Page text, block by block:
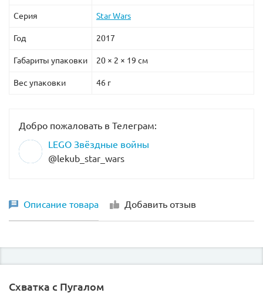
Серия Star Wars
Год 2017
Габариты упаковки 20 × 2 × 19 см
Вес упаковки 46 г
Добро пожаловать в Телеграм:
LEGO Звёздные войны
@lekub_star_wars
Описание товара Добавить отзыв
Схватка с Пугалом